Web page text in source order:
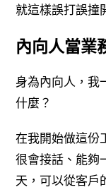
就這樣誤打誤撞
內向人當業
身為內向人，我
什麼？
在我開始做這份
很會接話、能夠
天，可以從客戶